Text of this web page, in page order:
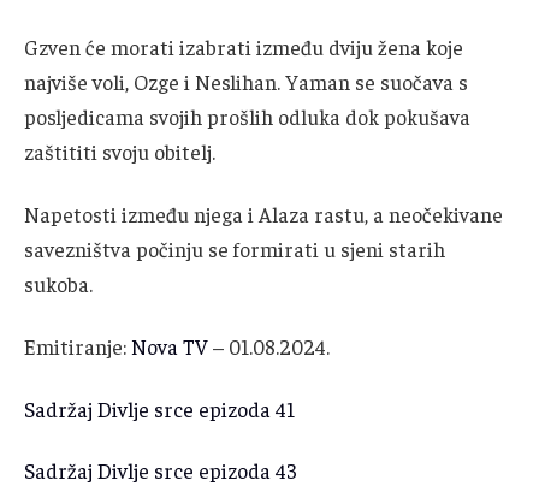
Gzven će morati izabrati između dviju žena koje
najviše voli, Ozge i Neslihan. Yaman se suočava s
posljedicama svojih prošlih odluka dok pokušava
zaštititi svoju obitelj.
Napetosti između njega i Alaza rastu, a neočekivane
savezništva počinju se formirati u sjeni starih
sukoba.
Emitiranje: Nova TV– 01.08.2024.
Sadržaj Divlje srce epizoda 41
Sadržaj Divlje srce epizoda 43